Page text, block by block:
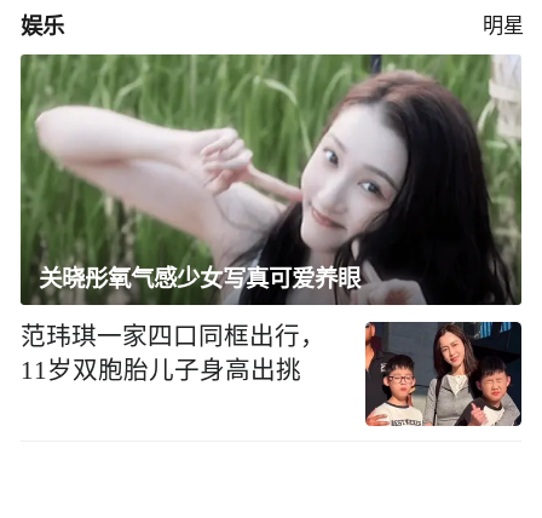
娱乐 明星
关晓彤氧气感少女写真可爱养眼
范玮琪一家四口同框出行，
11岁双胞胎儿子身高出挑